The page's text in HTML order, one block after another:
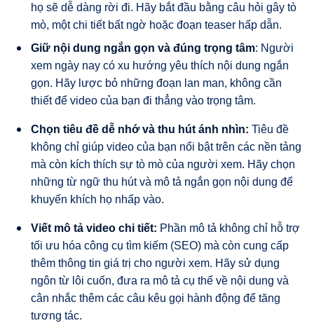
họ sẽ dễ dàng rời đi. Hãy bắt đầu bằng câu hỏi gây tò
mò, một chi tiết bất ngờ hoặc đoạn teaser hấp dẫn.
Giữ nội dung ngắn gọn và đúng trọng tâm: Người
xem ngày nay có xu hướng yêu thích nội dung ngắn
gọn. Hãy lược bỏ những đoạn lan man, không cần
thiết để video của bạn đi thẳng vào trọng tâm.
Chọn tiêu đề dễ nhớ và thu hút ánh nhìn: Tiêu đề
không chỉ giúp video của bạn nổi bật trên các nền tảng
mà còn kích thích sự tò mò của người xem. Hãy chọn
những từ ngữ thu hút và mô tả ngắn gọn nội dung để
khuyến khích họ nhấp vào.
Viết mô tả video chi tiết: Phần mô tả không chỉ hỗ trợ
tối ưu hóa công cụ tìm kiếm (SEO) mà còn cung cấp
thêm thông tin giá trị cho người xem. Hãy sử dụng
ngôn từ lôi cuốn, đưa ra mô tả cụ thể về nội dung và
cân nhắc thêm các câu kêu gọi hành động để tăng
tương tác.